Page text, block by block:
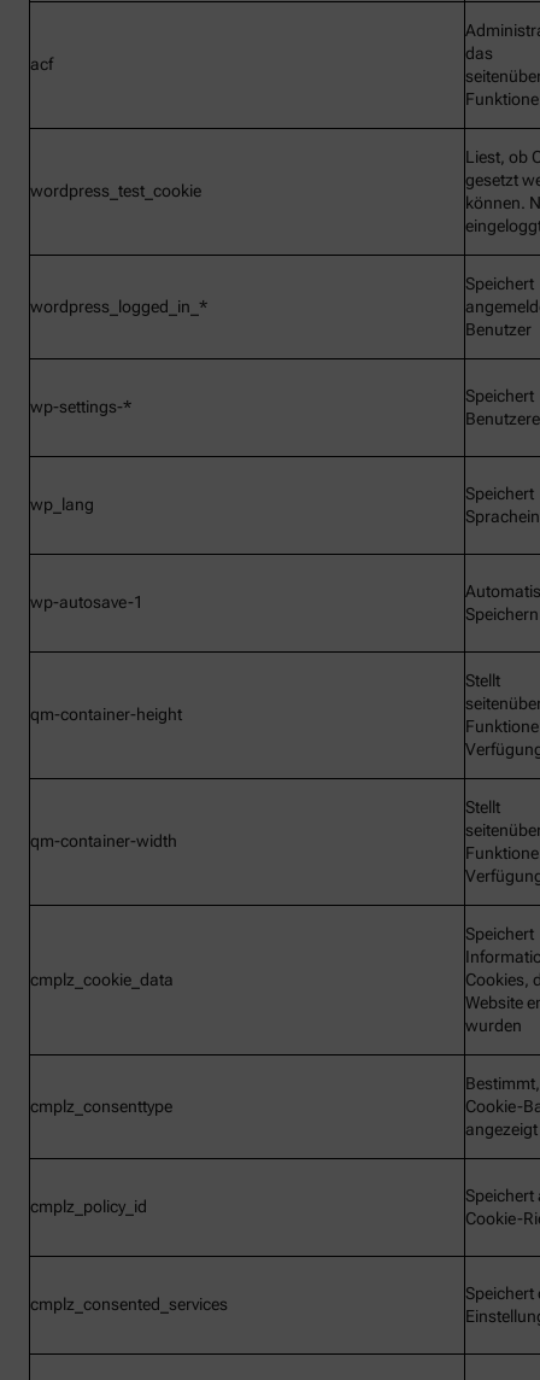
acf
das
wordpress_test_cookie
Liest, ob
gesetzt
können.
wordpress_logged_in_*
Speichert
Benutzer
wp-settings-*
Speichert
wp_lang
Speichert
wp-autosave-1
Speichern
qm-container-height
Stellt
qm-container-width
Stellt
cmplz_cookie_data
Speichert
Cookies,
Website
wurden
cmplz_consenttype
Cookie-
cmplz_policy_id
Speichert
Cookie-
cmplz_consented_services
Speichert